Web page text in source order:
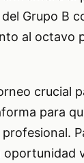
Grupo B
al octavo
crucial
para